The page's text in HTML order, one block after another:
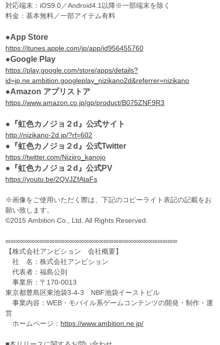
対応端末：iOS9.0／Android4.1以降※一部端末を除く
料金：基本無料／一部アイテム有料
●App Store
https://itunes.apple.com/jp/app/id956455760
●Google Play
https://play.google.com/store/apps/details?
id=jp.ne.ambition.googleplay_nizikano2d&referrer=nizikano
●Amazon アプリストア
https://www.amazon.co.jp/gp/product/B075ZNF9R3
●『虹色カノジョ２d』公式サイト
http://nizikano-2d.jp/?rf=602
●『虹色カノジョ２d』公式Twitter
https://twitter.com/Niziiro_kanojo
●『虹色カノジョ２d』公式PV
https://youtu.be/2QVJZfAtaFs
※画像をご使用いただく際は、下記のコピーライト表記の記載をお
願い致します。
©2015 Ambition Co., Ltd. All Rights Reserved.
∞∞∞∞∞∞∞∞∞∞∞∞∞∞∞∞∞∞∞∞∞∞∞∞∞∞∞∞∞∞∞∞∞∞∞
【株式会社アンビション 会社概要】
社 名：株式会社アンビション
代表者：福島公則
事業所：〒170-0013
東京都豊島区東池袋3-4-3 NBF池袋イーストビル
事業内容：WEB・モバイル系ゲームコンテンツの開発・制作・運
営
ホームページ： https://www.ambition.ne.jp/